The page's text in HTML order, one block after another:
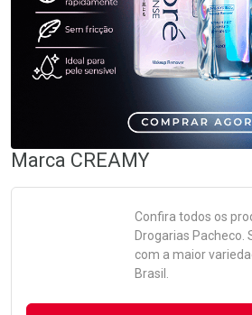
Marca CREAMY
Confira todos os
Drogarias Pacheco.
com a maior
Brasil.